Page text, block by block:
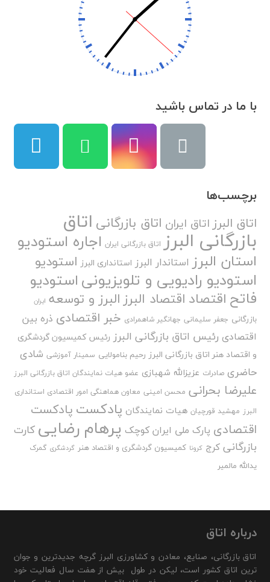
با ما در تماس باشید
برچسب‌ها
اتاق البرزاتاق ایران اتاق بازرگانی اتاق
بازرگانی البرز اتاق بازرگانی ایران اجاره استودیو
استان البرز استاندار البرز استانداری البرز استودیو
استودیو رادیویی و تلویزیونیاستودیو
فاتح اقتصاد اقتصاد البرزالبرز و توسعه ایران
بازرگانی جعفر سلیمانی جهانگیر شاهمرادی خبر اقتصادی ذره بین
اقتصادی رئیس اتاق بازرگانی البرز رئیس کمیسیون گردشگری
و اقتصاد هنر اتاق بازرگانی البرز رحیم بنامولایی سمینار آموزشی شادی
حاضری صادرات عزیزالله شهبازی عضو هیات نمایندگان اتاق بازرگانی البرز
علیرضا بحرانی محسن امینی معاون هماهنگی امور اقتصادی استانداری
البرز مهشید قورچیان هیات نمایندگان پادکست پادکست
اقتصادی پارک ملی ایران کوچک پرهام رضایی کارت
بازرگانی کرج کرونا کمیسیون گردشگری و اقتصاد هنر گردشگری گمرک
یدالله مالمیر
درباره اتاق
اتاق بازرگانی، صنایع، معادن و کشاورزی البرز گرچه جدیدترین و جوان
ترین اتاق کشور است، لیکن در طول بیش از هفت سال فعالیت خود